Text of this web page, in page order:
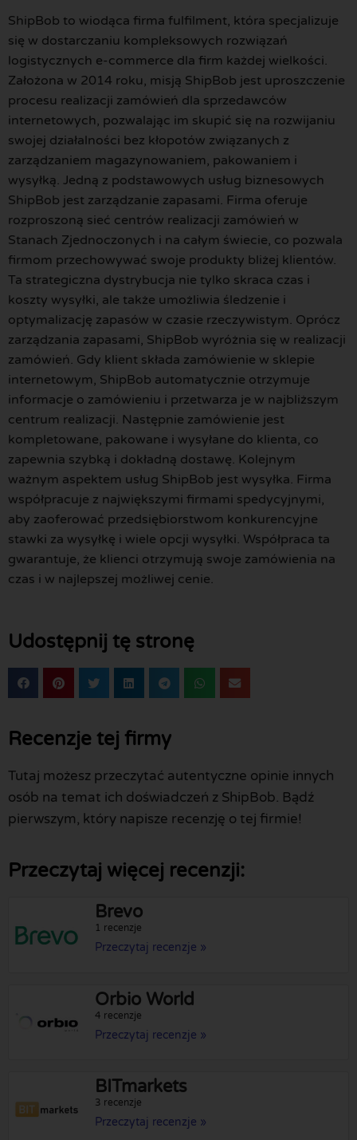
ShipBob to wiodąca firma fulfilment, która specjalizuje
się w dostarczaniu kompleksowych rozwiązań
logistycznych e-commerce dla firm każdej wielkości.
Założona w 2014 roku, misją ShipBob jest uproszczenie
procesu realizacji zamówień dla sprzedawców
internetowych, pozwalając im skupić się na rozwijaniu
swojej działalności bez kłopotów związanych z
zarządzaniem magazynowaniem, pakowaniem i
wysyłką. Jedną z podstawowych usług biznesowych
ShipBob jest zarządzanie zapasami. Firma oferuje
rozproszoną sieć centrów realizacji zamówień w
Stanach Zjednoczonych i na całym świecie, co pozwala
firmom przechowywać swoje produkty bliżej klientów.
Ta strategiczna dystrybucja nie tylko skraca czas i
koszty wysyłki, ale także umożliwia śledzenie i
optymalizację zapasów w czasie rzeczywistym. Oprócz
zarządzania zapasami, ShipBob wyróżnia się w realizacji
zamówień. Gdy klient składa zamówienie w sklepie
internetowym, ShipBob automatycznie otrzymuje
informacje o zamówieniu i przetwarza je w najbliższym
centrum realizacji. Następnie zamówienie jest
kompletowane, pakowane i wysyłane do klienta, co
zapewnia szybką i dokładną dostawę. Kolejnym
ważnym aspektem usług ShipBob jest wysyłka. Firma
współpracuje z największymi firmami spedycyjnymi,
aby zaoferować przedsiębiorstwom konkurencyjne
stawki za wysyłkę i wiele opcji wysyłki. Współpraca ta
gwarantuje, że klienci otrzymują swoje zamówienia na
czas i w najlepszej możliwej cenie.
Udostępnij tę stronę
Recenzje tej firmy
Tutaj możesz przeczytać autentyczne opinie innych
osób na temat ich doświadczeń z ShipBob. Bądź
pierwszym, który napisze recenzję o tej firmie!
Przeczytaj więcej recenzji:
Brevo
1 recenzje
Przeczytaj recenzje »
Orbio World
4 recenzje
Przeczytaj recenzje »
BITmarkets
3 recenzje
Przeczytaj recenzje »